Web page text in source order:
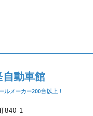
動車館
ルメーカー200台以上！
840-1